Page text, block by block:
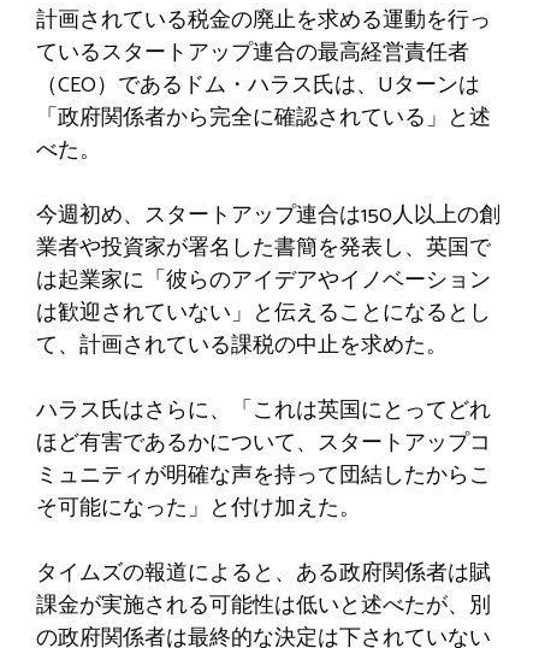
計画されている税金の廃止を求める運動を行っ
ているスタートアップ連合の最高経営責任者
（CEO）であるドム・ハラス氏は、Uターンは
「政府関係者から完全に確認されている」と述
べた。
今週初め、スタートアップ連合は150人以上の創
業者や投資家が署名した書簡を発表し、英国で
は起業家に「彼らのアイデアやイノベーション
は歓迎されていない」と伝えることになるとし
て、計画されている課税の中止を求めた。
ハラス氏はさらに、「これは英国にとってどれ
ほど有害であるかについて、スタートアップコ
ミュニティが明確な声を持って団結したからこ
そ可能になった」と付け加えた。
タイムズの報道によると、ある政府関係者は賦
課金が実施される可能性は低いと述べたが、別
の政府関係者は最終的な決定は下されていない